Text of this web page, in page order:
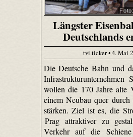
Längster
Deutschlands
tvi.ticker • 4. Mai
Die Deutsche Bahn und
Infrastrukturunternehmen
wollen die 170 Jahre alte
einem Neubau quer durch
stärken. Ziel ist es, die
Prag attraktiver zu
Verkehr auf die